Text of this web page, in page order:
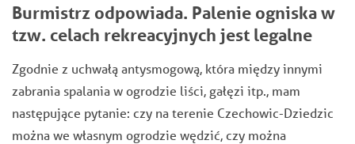
Burmistrz odpowiada. Palenie ogniska w
tzw. celach rekreacyjnych jest legalne
Zgodnie z uchwałą antysmogową, która między innymi
zabrania spalania w ogrodzie liści, gałęzi itp., mam
następujące pytanie: czy na terenie Czechowic-Dziedzic
można we własnym ogrodzie wędzić, czy można